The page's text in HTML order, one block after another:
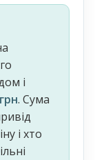
і
. Сума
і хто